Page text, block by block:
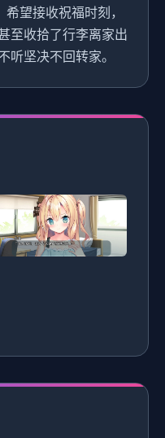
望接收祝福时刻，
至收拾了行李离家出
听坚决不回转家。